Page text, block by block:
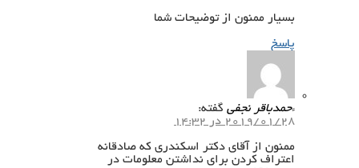
بسیار ممنون از توضیحات شما
پاسخ
ءحمدباقر نجفی گفته:
2019/01/28 در 14:32
ممنون از آقای دکتر اسکندری که صادقانه
اعتراف کردن برای نداشتن معلومات در